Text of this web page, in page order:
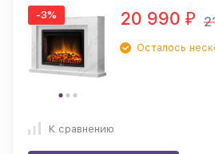
-3% 20 990 ₽
Осталось
К сравнению